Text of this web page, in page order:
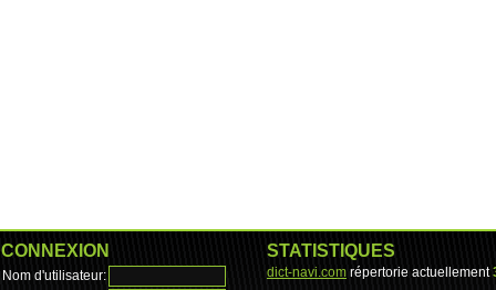
CONNEXION
Nom d'utilisateur:
STATISTIQUES
dict-navi.com répertorie actuellement